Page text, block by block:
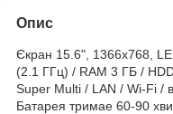
Опис
Єкран 15.6", 1366x768,
(2.1 ГГц) / RAM 3 ГБ /
Super Multi / LAN / Wi-Fi /
Батарея тримае 60-90